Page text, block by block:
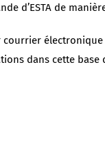
d’ESTA de
dans cette